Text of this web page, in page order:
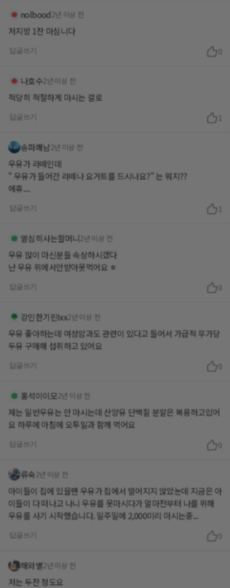
nolbood2년 이상 전
저지방 1잔 마심니다
나호수2년 이상 전
적당히 적절하게 마시는 걸로
1
송파쾌남2년 이상 전
우유가 라떼인데
" 우유가 들어간 라떼나 요거트를 드시나요?" 는 뭐지??
에휴....
1
열심히사는할머니2년 이상 전
우유 많이 마신분들 속상하시갰다
강인한기린Ixx2년 이상 전
우유 좋아하는데 여성암과도 관련이 있다고 들어서 가급적 무가당
두유 구매해 섭취하고 있어요
홍석이이모2년 이상 전
제는 일반우유는 안 마시는데 산양유 단백질 분말은 복용하고있어
류숙2년 이상 전
아이들이 집에 있을땐 우유가 집에서 떨어지지 않았눈데 지금은 아
이들이 다 떠나고 나니 우유를 못마시다가 얼마전부터 나를 위해
우유를 사기 시작했습니다. 일주일에 2,000미리 마시는중...
해와별2년 이상 전
저는 두잔 정도요